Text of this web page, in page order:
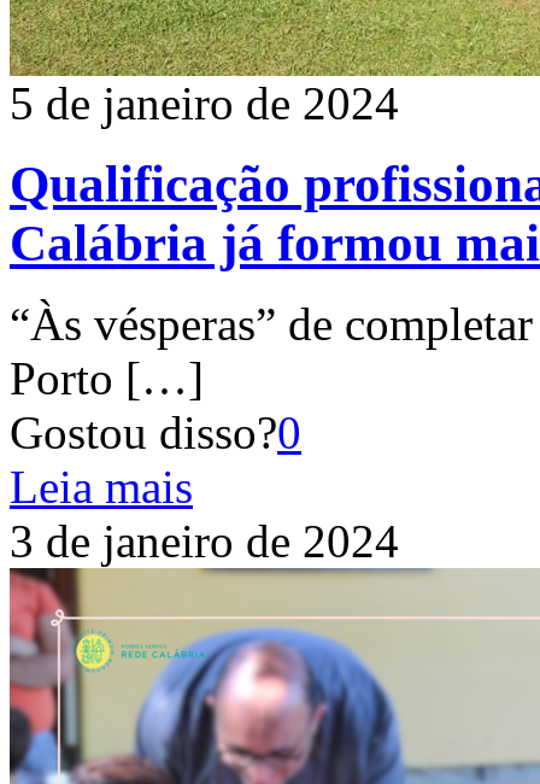
5 de janeiro de 2024
Qualificação
Calábria já formou
“Às vésperas” de
Porto […]
Gostou disso?0
Leia mais
3 de janeiro de 2024